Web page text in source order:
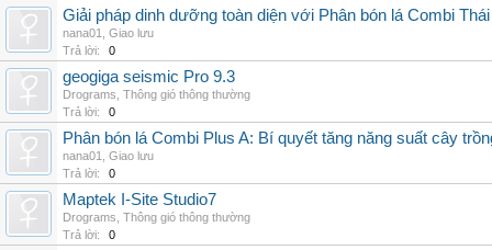
Giải pháp dinh dưỡng toàn diện với Phân bón lá Combi Thái
nana01
Giao lưu
Trả lời:
0
geogiga seismic Pro 9.3
Drograms Thông gió thông thường
Trả lời:
0
Phân bón lá Combi Plus A: Bí quyết tăng năng suất cây
nana01
Giao lưu
Trả lời:
0
Maptek I-Site Studio7
Drograms Thông gió thông thường
Trả lời:
0